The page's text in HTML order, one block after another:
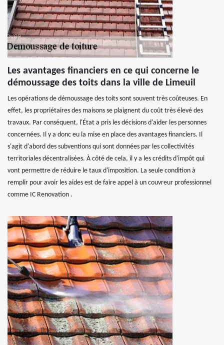
Les avantages financiers en ce qui concerne le
démoussage des toits dans la ville de Limeuil
Les opérations de démoussage des toits sont souvent très coûteuses. En
effet, les propriétaires des maisons se plaignent du coût très élevé des
travaux. Par conséquent, l'État a pris les décisions d'aider les personnes
concernées. Il y a donc eu la mise en place des avantages financiers. Il
s'agit d'abord des subventions qui sont données par les collectivités
territoriales décentralisées. À côté de cela, il y a les crédits d'impôt qui
vont permettre de réduire le taux d'imposition. La seule condition à
remplir pour avoir les aides est de faire appel à un couvreur professionnel
comme IC Renovation .